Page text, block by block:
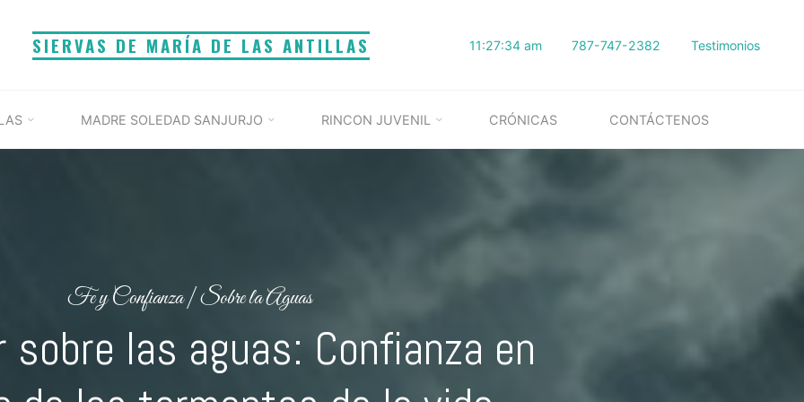
SIERVAS DE MARÍA DE LAS ANTILLAS 11:27:35 am 787-747-2382 Testimonios
MADRE SOLEDAD SANJURJO RINCON JUVENIL CRÓNICAS CONTÁCTENOS
Fe y Confianza|Sobre la Aguas
sobre las aguas: Confianza en